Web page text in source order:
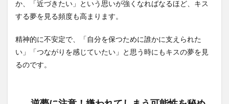
か、「近づきたい」という思いが強くなればなるほど、キス
する夢を見る頻度も高まります。
精神的に不安定で、「自分を保つために誰かに支えられた
い」「つながりを感じていたい」と思う時にもキスの夢を見
るのです。